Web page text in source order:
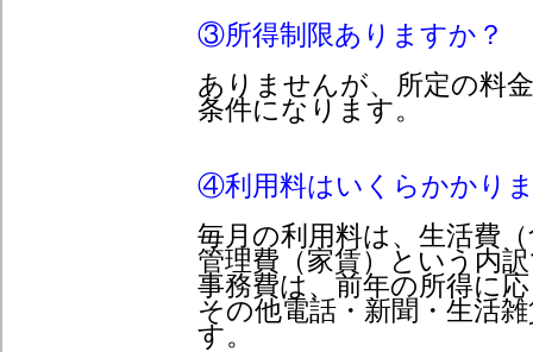
③所得制限ありますか？
ありませんが、所定の料
条件になります。
④利用料はいくらかかり
毎月の利用料は、生活費
管理費（家賃）という内
事務費は、前年の所得に
その他電話・新聞・生活
す。